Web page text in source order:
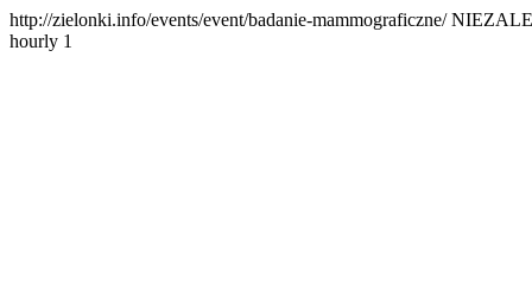
http://zielonki.info/events/event/badanie-mammograficzne/
hourly 1